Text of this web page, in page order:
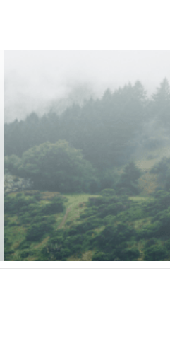
la Forêt Domaniale d’Olhain, vous
moulin sur la Brette et un